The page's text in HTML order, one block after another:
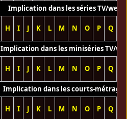
Implication dans les séries TV/web
H I J K L M N O P Q
Implication dans les miniséries TV/
H I J K L M N O P Q
Implication dans les courts-métrages
H I J K L M N O P Q